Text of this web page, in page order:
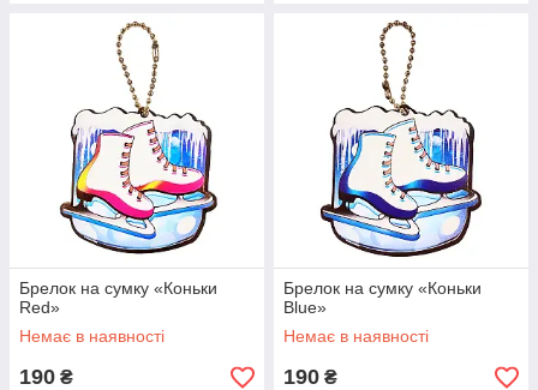
Брелок на сумку «Коньки
Red»
Немає в наявності
190 ₴
Брелок на сумку «Коньки
Blue»
Немає в наявності
190 ₴